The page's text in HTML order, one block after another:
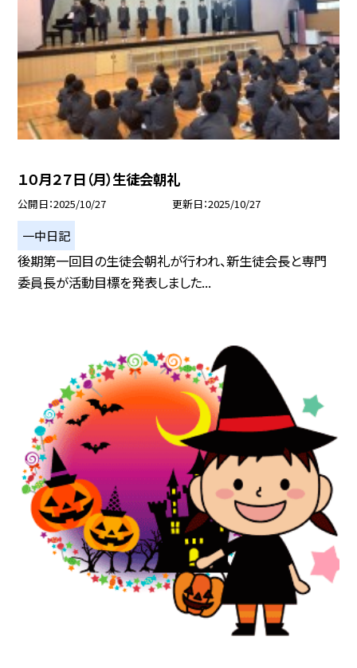
１０月２７日（月）生徒会朝礼
公開日 2025/10/27 更新日 2025/10/27
一中日記
後期第一回目の生徒会朝礼が行われ、新生徒会長と専門
委員長が活動目標を発表しました...